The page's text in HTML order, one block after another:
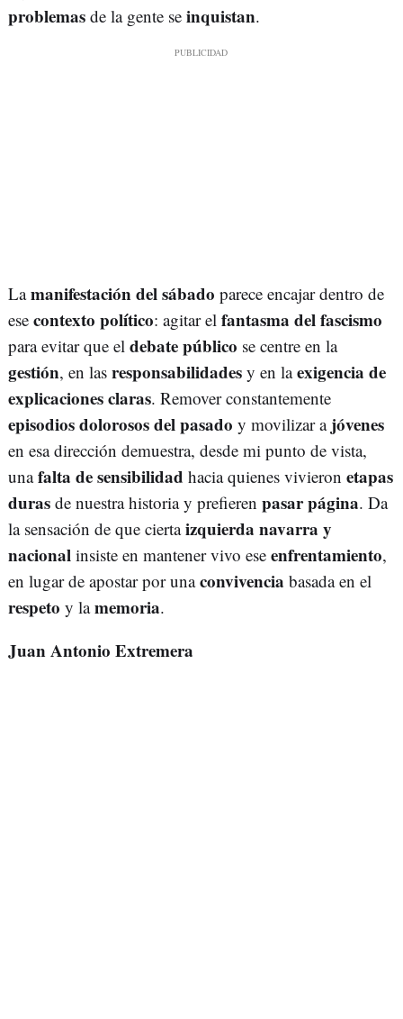
problemas de la gente se inquistan.
Lamanifestación del sábado parece encajar dentro de
ese contexto político: agitar el fantasma del fascismo
para evitar que el debate público se centre en la
gestión, en las responsabilidades y en laexigencia de
explicaciones claras. Remover constantemente
episodios dolorosos del pasado y movilizar a jóvenes
en esa dirección demuestra, desde mi punto de vista,
unafalta de sensibilidad hacia quienes vivieron etapas
duras de nuestra historia y prefieren pasar página. Da
la sensación de que ciertaizquierda navarra y
nacional insiste en mantener vivo ese enfrentamiento,
en lugar de apostar por unaconvivencia basada en el
respeto y lamemoria.
Juan Antonio Extremera